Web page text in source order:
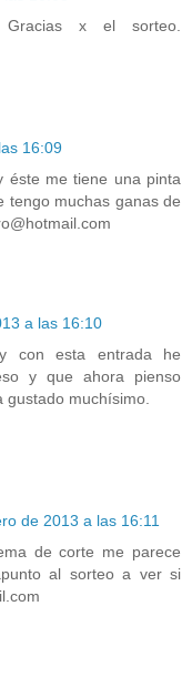
x el sorteo.
16:09
éste me tiene una pinta
tengo muchas ganas de
a las 16:10
con esta entrada he
y que ahora pienso
muchísimo.
de 2013 a las 16:11
de corte me parece
al sorteo a ver si